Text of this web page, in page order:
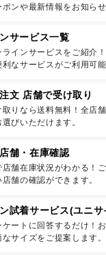
ンや最新情報をお知らせ
サービス一覧
ラインサービスをご紹介
なサービスがご利用可能
文 店舗で受け取り
取りなら送料無料！全店
びいただけます。
舗・在庫確認
舗在庫状況がわかる！
舗の確認ができます。
試着サービス(ユニサ
ートに回答するだけ！
サイズをご提案します。